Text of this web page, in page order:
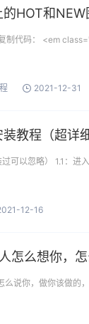
HOT和NEW
制代码： <em
2021-12-31
教程（超详
可以忽略） 1.1：进
12-16
怎么想你，
么说你，做你该做的